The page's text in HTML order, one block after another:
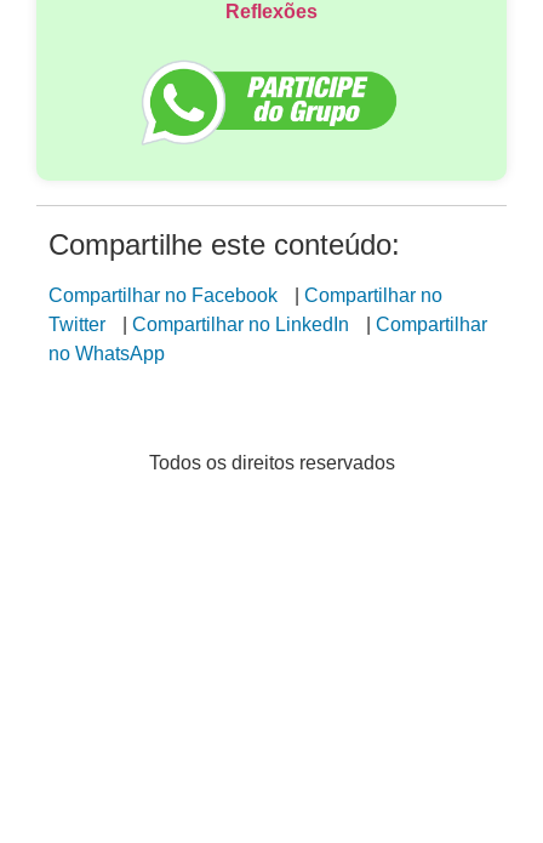
Reflexões
Compartilhe este conteúdo:
Compartilhar no Facebook
Compartilhar no
Twitter
Compartilhar no LinkedIn
Compartilhar
no WhatsApp
Todos os direitos reservados